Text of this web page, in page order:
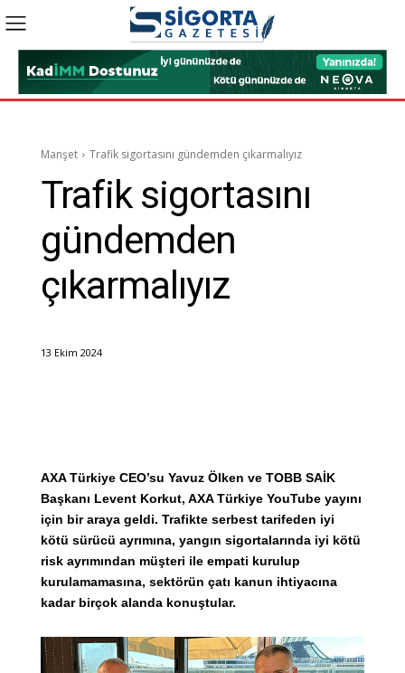
Manşet Trafik sigortasını gündemden çıkarmalıyız
Trafik sigortasını
gündemden
çıkarmalıyız
13 Ekim 2024
AXA Türkiye CEO’su Yavuz Ölken ve TOBB SAİK
Başkanı Levent Korkut, AXA Türkiye YouTube yayını
için bir araya geldi. Trafikte serbest tarifeden iyi
kötü sürücü ayrımına, yangın sigortalarında iyi kötü
risk ayrımından müşteri ile empati kurulup
kurulamamasına, sektörün çatı kanun ihtiyacına
kadar birçok alanda konuştular.